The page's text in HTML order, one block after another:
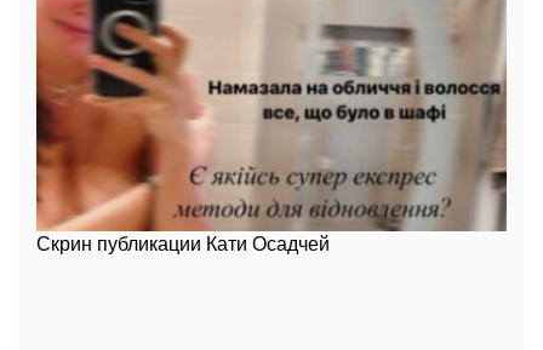
Скрин публикации Кати Осадчей